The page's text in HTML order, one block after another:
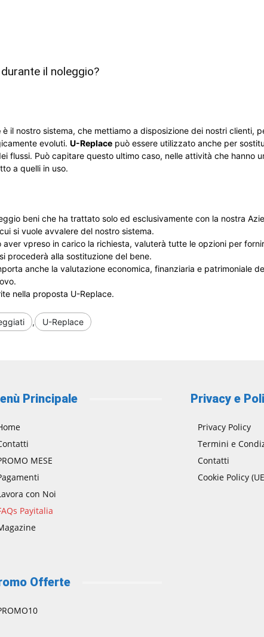
il noleggio?
è il nostro sistema, che mettiamo a disposizione dei nostri clienti,
evoluti.U-Replace può essere utilizzato anche per
flussi. Può capitare questo ultimo caso, nelle attività che hanno
a quelli in uso.
beni che ha trattato solo ed esclusivamente con la nostra
si vuole avvalere del nostro sistema.
vpreso in carico la richiesta, valuterà tutte le opzioni per
procederà alla sostituzione del bene.
anche la valutazione economica, finanziaria e patrimoniale
nella proposta U-Replace.
, U-Replace
Principale
MESE
con Noi
Payitalia
Offerte
Privacy e
Privacy Policy
Termini e
Contatti
Cookie Policy